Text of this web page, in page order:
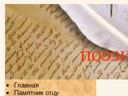
Главная
Памятник отцу